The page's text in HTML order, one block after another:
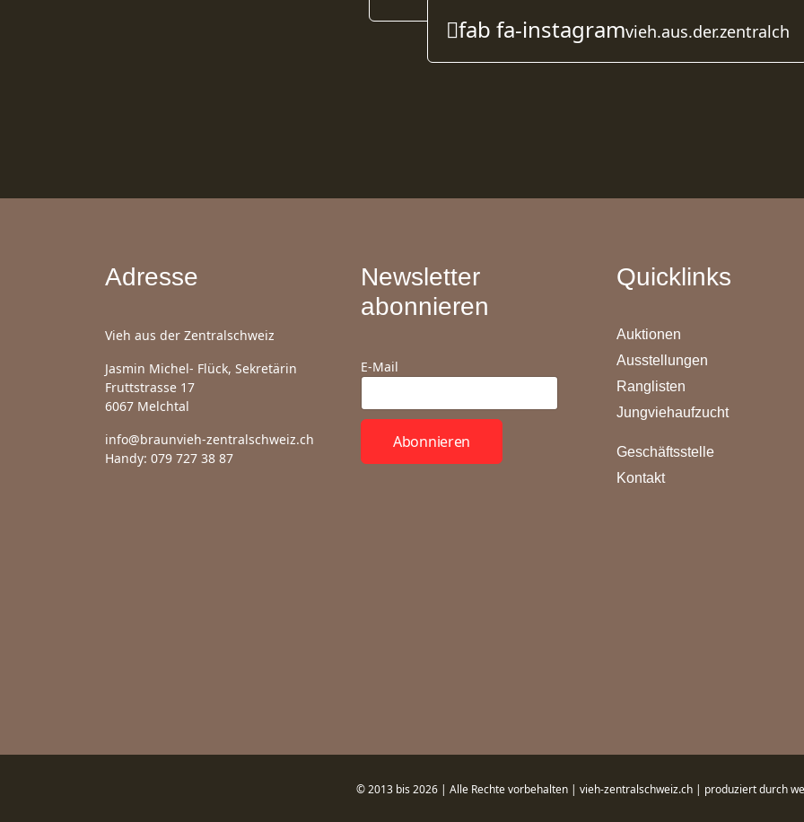
fab fa-instagramvieh.aus.der.zentralch
Adresse
Vieh aus der Zentralschweiz
Jasmin Michel- Flück, Sekretärin
Fruttstrasse 17
6067 Melchtal
info@braunvieh-zentralschweiz.ch
Handy: 079 727 38 87
Newsletter
abonnieren
E-Mail
Abonnieren
Quicklinks
Auktionen
Ausstellungen
Ranglisten
Jungviehaufzucht
Geschäftsstelle
Kontakt
© 2013 bis 2026 | Alle Rechte vorbehalten | vieh-zentralschweiz.ch | produziert durch